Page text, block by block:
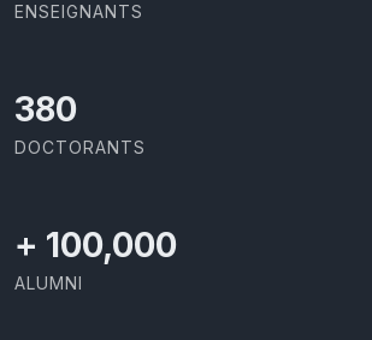
ENSEIGNANTS
403
DOCTORANTS
+ 100,000
ALUMNI